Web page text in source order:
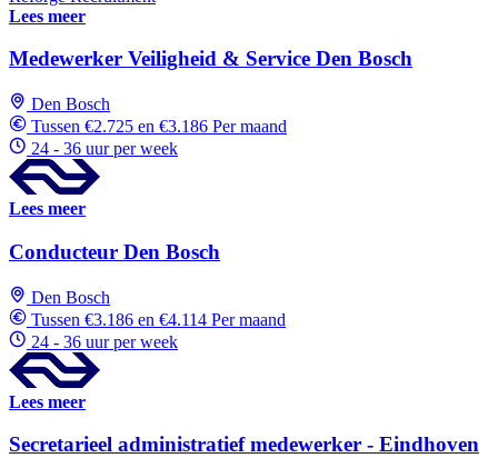
Lees meer
Medewerker Veiligheid & Service Den Bosch
Den Bosch
Tussen €2.725 en €3.186 Per maand
24 - 36 uur per week
Lees meer
Conducteur Den Bosch
Den Bosch
Tussen €3.186 en €4.114 Per maand
24 - 36 uur per week
Lees meer
Secretarieel administratief medewerker - Eindhoven